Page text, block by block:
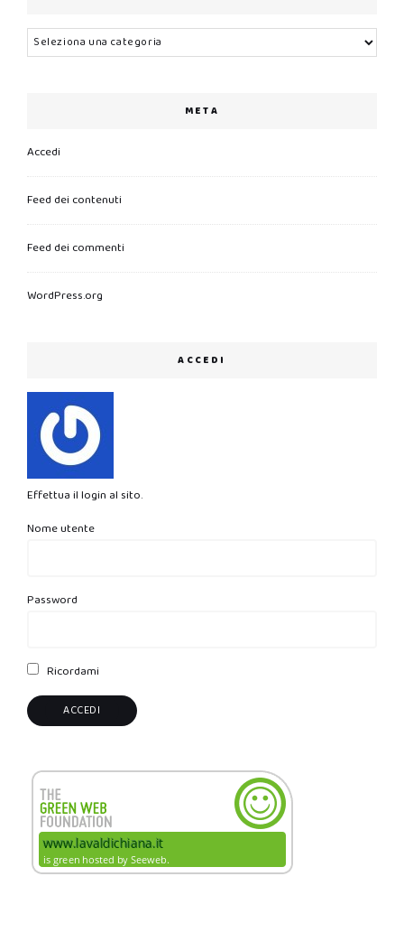
Categorie
META
Accedi
Feed dei contenuti
Feed dei commenti
WordPress.org
ACCEDI
Effettua il login al sito.
Nome utente
Password
Ricordami